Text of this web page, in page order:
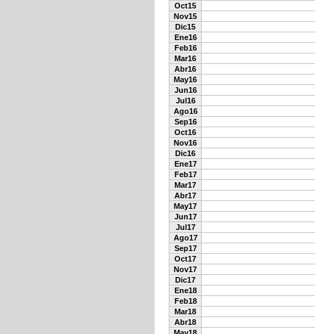
Oct15
Nov15
Dic15
Ene16
Feb16
Mar16
Abr16
May16
Jun16
Jul16
Ago16
Sep16
Oct16
Nov16
Dic16
Ene17
Feb17
Mar17
Abr17
May17
Jun17
Jul17
Ago17
Sep17
Oct17
Nov17
Dic17
Ene18
Feb18
Mar18
Abr18